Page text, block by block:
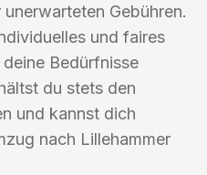
Gebühren.
und faires
Bedürfnisse
du stets den
und kannst dich
nach Lillehammer